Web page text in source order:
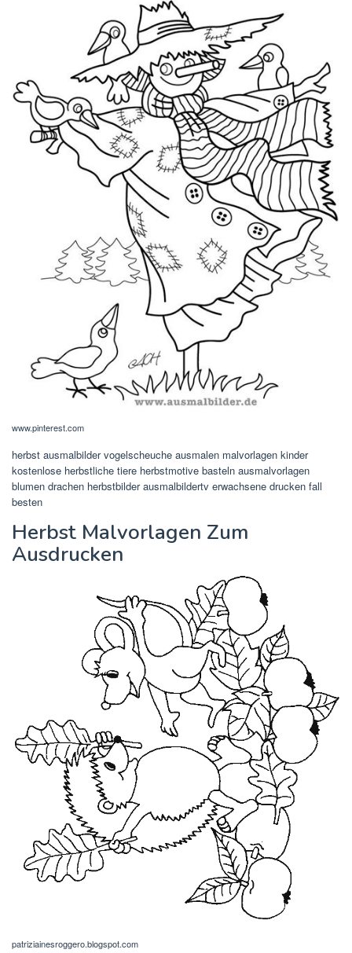
www.pinterest.com
herbst ausmalbilder vogelscheuche ausmalen malvorlagen kinder
kostenlose herbstliche tiere herbstmotive basteln ausmalvorlagen
blumen drachen herbstbilder ausmalbildertv erwachsene drucken fall
besten
Herbst Malvorlagen Zum
Ausdrucken
patriziainesroggero.blogspot.com